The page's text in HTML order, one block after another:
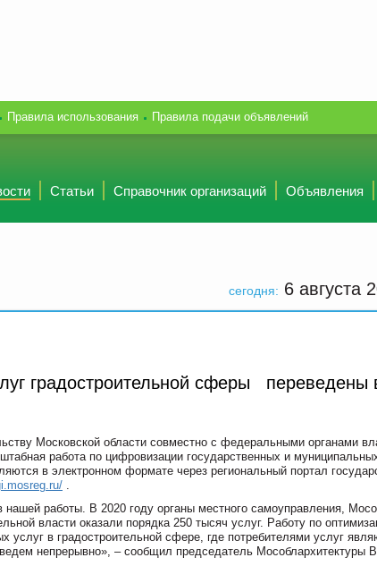
Правила использования Правила подачи объявлений
Статьи Справочник организаций Объявления
сегодня: 6 августа
градостроительной сферы переведены
Московской области совместно с федеральными органами
работа по цифровизации государственных и
в электронном формате через региональный портал
работы. В 2020 году органы местного самоуправления,
власти оказали порядка 250 тысяч услуг. Работу по
в градостроительной сфере, где потребителями услуг
непрерывно», – сообщил председатель Мособлархитектуры